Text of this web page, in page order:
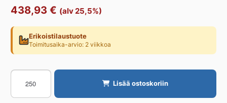
438,93 € (alv 25,5%)
Erikoistilaustuote
Toimitusaika-arvio: 2 viikkoa
Kansi
Unidrain
kulmakaivolle,
Lisää ostoskoriin